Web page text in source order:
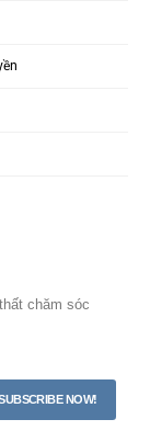
chăm sóc